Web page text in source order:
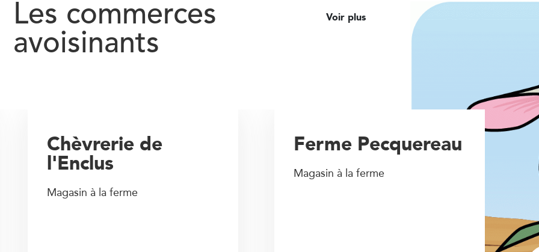
Les commerces
avoisinants
Voir plus
Ferme Pecquereau
Magasin à la ferme
Chèvrerie de
l'Enclus
Magasin à la ferme